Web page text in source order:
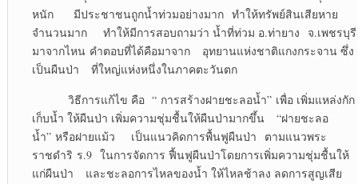
หนัก มีประชาชนถูกน้ำท่วมอย่างมาก ทำให้ทรัพย์สินเสียหาย
จำนวนมาก ทำให้มีการสอบถามว่า น้ำที่ท่วม อ.ท่ายาง จ.เพชรบุรี
มาจากไหน คำตอบที่ได้คือมาจาก อุทยานแห่งชาติแกงกระจาน ซึ่ง
เป็นผืนป่า ที่ใหญ่แห่งหนึ่งในภาคตะวันตก
วิธีการแก้ไข คือ “ การสร้างฝายชะลอน้ำ” เพื่อ เพิ่มแหล่งกัก
เก็บน้ำ ให้ผืนป่า เพิ่มความชุ่มชื้นให้ผืนป่ามากขึ้น “ฝายชะลอ
น้ำ” หรือฝายแม้ว เป็นแนวคิดการพื้นฟูผืนป่า ตามแนวพระ
ราชดำริ ร.9 ในการจัดการ ฟื้นฟูผืนป่าโดยการเพิ่มความชุ่มชื้นให้
แก่ผืนป่า และชะลอการไหลของน้ำ ให้ไหลช้าลง ลดการสูญเสีย